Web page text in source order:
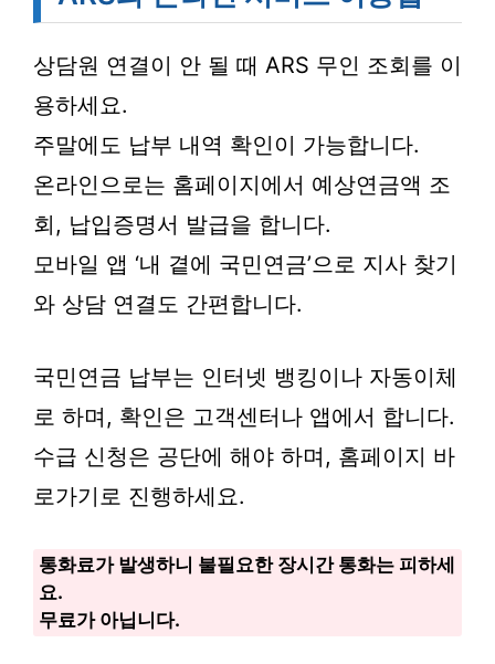
상담원 연결이 안 될 때 ARS 무인 조회를 이
용하세요.
주말에도 납부 내역 확인이 가능합니다.
온라인으로는 홈페이지에서 예상연금액 조
회, 납입증명서 발급을 합니다.
모바일 앱 ‘내 곁에 국민연금’으로 지사 찾기
와 상담 연결도 간편합니다.
국민연금 납부는 인터넷 뱅킹이나 자동이체
로 하며, 확인은 고객센터나 앱에서 합니다.
수급 신청은 공단에 해야 하며, 홈페이지 바
로가기로 진행하세요.
통화료가 발생하니 불필요한 장시간 통화는 피하세
요.
무료가 아닙니다.